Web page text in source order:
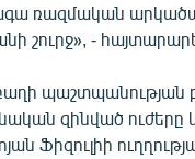
ռազմական
շուրջ», -
զինված ուժերը
Ֆիզուլիի